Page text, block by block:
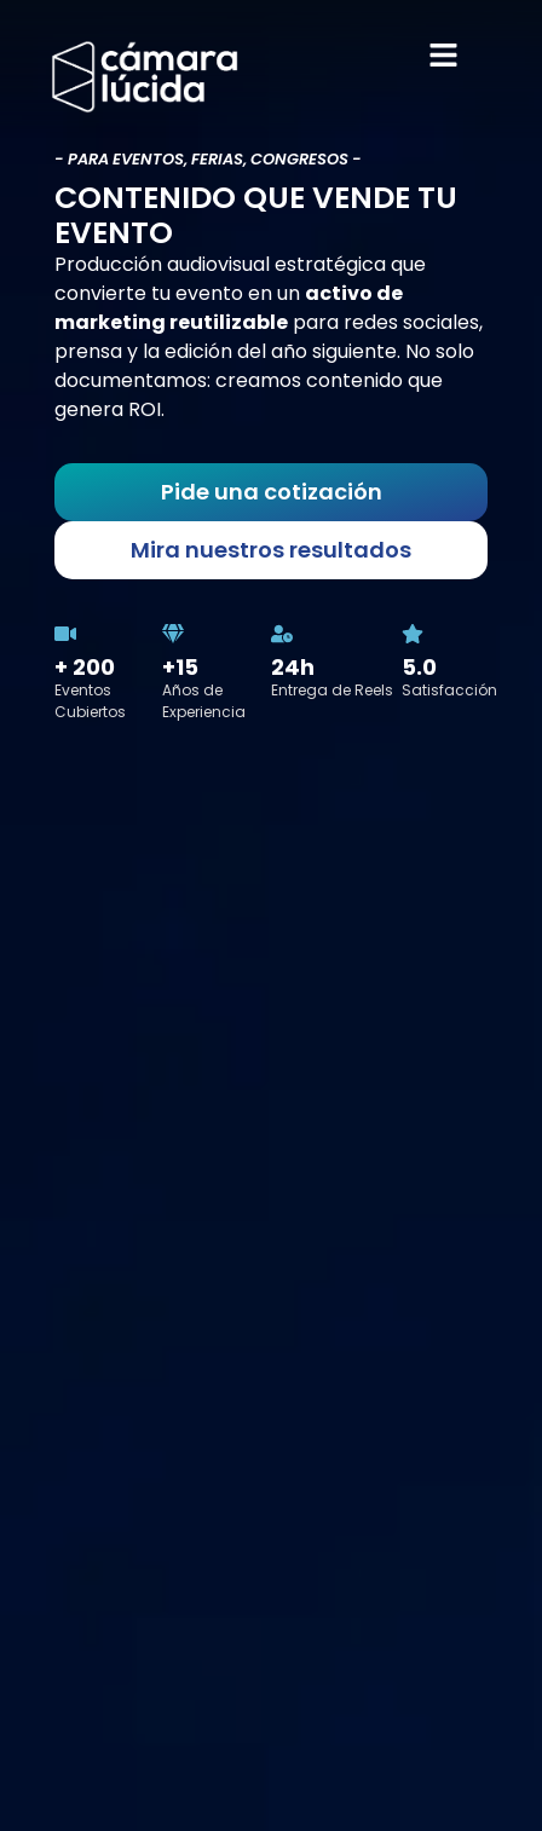
- PARA EVENTOS, FERIAS, CONGRESOS -
CONTENIDO QUE VENDE TU
EVENTO
Producción audiovisual estratégica que
convierte tu evento en un activo de
marketing reutilizablepara redes sociales,
prensa y la edición del año siguiente. No solo
documentamos: creamos contenido que
genera ROI.
Pide una cotización
Mira nuestros resultados
+ 200
Eventos
Cubiertos
+15
Años de
Experiencia
24h
Entrega de Reels
5.0
Satisfacción